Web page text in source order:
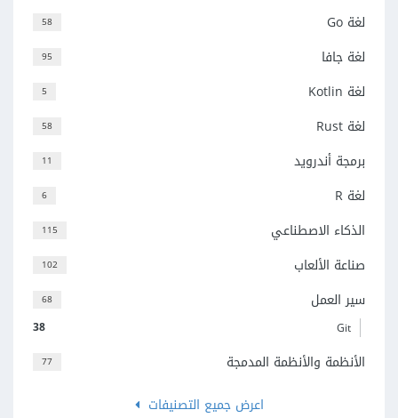
58 لغة Go
95 لغة جافا
5 لغة Kotlin
58 لغة Rust
11 برمجة أندرويد
6 لغة R
115 الذكاء الاصطناعي
102 صناعة الألعاب
68 سير العمل
38 Git
77
الأنظمة والأنظمة المدمجة
اعرض جميع التصنيفات